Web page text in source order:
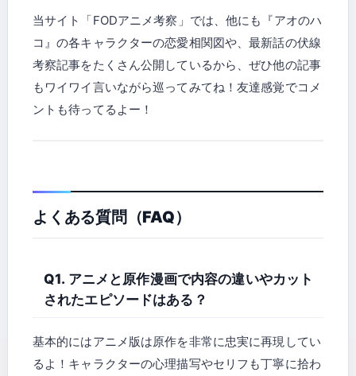
当サイト「FODアニメ考察」では、他にも『アオのハ
コ』の各キャラクターの恋愛相関図や、最新話の伏線
考察記事をたくさん公開しているから、ぜひ他の記事
もワイワイ言いながら巡ってみてね！友達感覚でコメ
ントも待ってるよー！
よくある質問（FAQ）
Q1. アニメと原作漫画で内容の違いやカット
されたエピソードはある？
基本的にはアニメ版は原作を非常に忠実に再現してい
るよ！キャラクターの心理描写やセリフも丁寧に拾わ